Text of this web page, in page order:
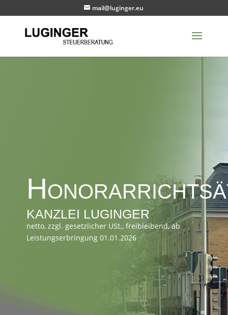
mail@luginger.eu
KAN­ZLEI LUGINGER
net­to, zzgl. geset­zlich­er USt., freibleibend, ab
Leis­tungser­bringung 01.01.2026